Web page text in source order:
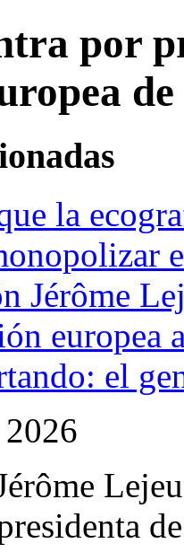
por
la
Jérôme
europea
el